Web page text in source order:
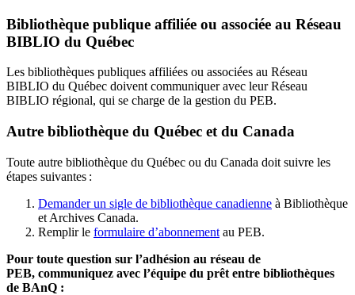
Bibliothèque publique affiliée ou associée au Réseau
BIBLIO du Québec
Les bibliothèques publiques affiliées ou associées au Réseau
BIBLIO du Québec doivent communiquer avec leur Réseau
BIBLIO régional, qui se charge de la gestion du PEB.
Autre bibliothèque du Québec et du Canada
Toute autre bibliothèque du Québec ou du Canada doit suivre les
étapes suivantes :
Demander un sigle de bibliothèque canadienne à Bibliothèque
et Archives Canada.
Remplir le formulaire d’abonnement au PEB.
Pour toute question sur l’adhésion au réseau de
PEB, communiquez avec l’équipe du prêt entre bibliothèques
de BAnQ :